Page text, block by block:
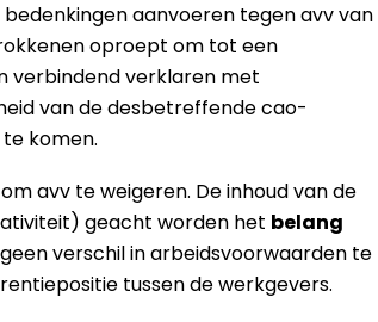
aanvoeren tegen avv van
oproept om tot een
verbindend verklaren met
van de desbetreffende cao-
komen.
avv te weigeren. De inhoud van de
geacht worden het belang
verschil in arbeidsvoorwaarden te
tussen de werkgevers.